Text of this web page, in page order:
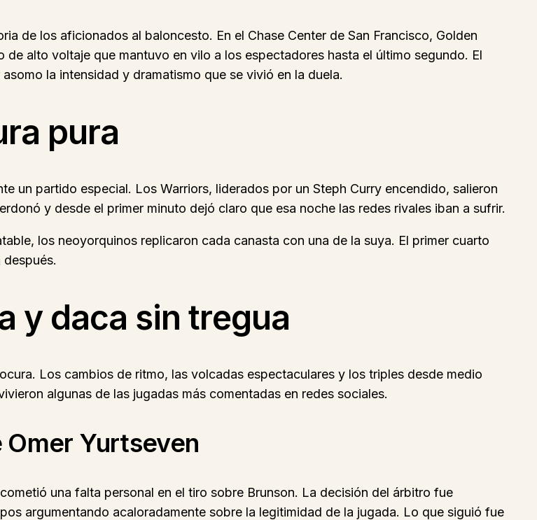
de los aficionados al baloncesto. En el Chase Center de San Francisco, Golden
alto voltaje que mantuvo en vilo a los espectadores hasta el último segundo. El
la intensidad y dramatismo que se vivió en la duela.
pura
un partido especial. Los Warriors, liderados por un Steph Curry encendido, salieron
y desde el primer minuto dejó claro que esa noche las redes rivales iban a sufrir.
los neoyorquinos replicaron cada canasta con una de la suya. El primer cuarto
y daca sin tregua
Los cambios de ritmo, las volcadas espectaculares y los triples desde medio
algunas de las jugadas más comentadas en redes sociales.
Yurtseven
una falta personal en el tiro sobre Brunson. La decisión del árbitro fue
argumentando acaloradamente sobre la legitimidad de la jugada. Lo que siguió fue